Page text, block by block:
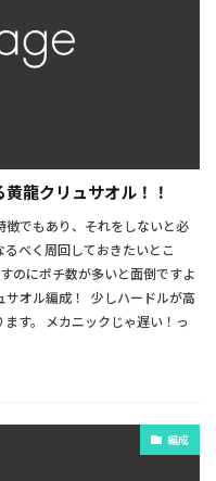
龍クリュサオル！！
徴でもあり、それをしないと必
べく周回しておきたいとこ
のにポチ数が多いと面倒ですよ
オル編成！ 少しハードルが高
す。 メカニックじゃ遅い！っ
編成